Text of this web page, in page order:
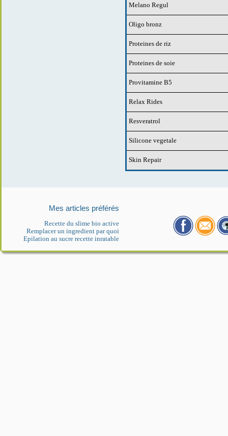
Melano Regul
Oligo bronz
Proteines de riz
Proteines de soie
Provitamine B5
Relax Rides
Resveratrol
Silicone vegetale
Skin Repair
Mes articles préférés
Recette du slime bio active
Remplacer un ingredient par quoi
Epilation au sucre recette inratable